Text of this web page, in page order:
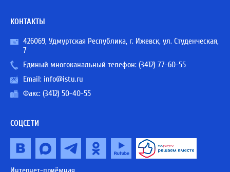
КОНТАКТЫ
426069, Удмуртская Республика, г. Ижевск, ул. Студенческая,
7
Единый многоканальный телефон: (3412) 77-60-55
Email: info@istu.ru
Факс: (3412) 50-40-55
СОЦСЕТИ